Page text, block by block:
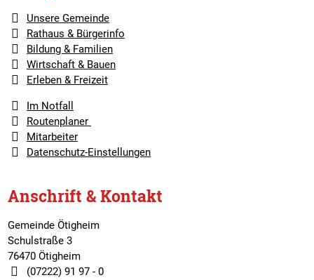
Unsere Gemeinde
Rathaus & Bürgerinfo
Bildung & Familien
Wirtschaft & Bauen
Erleben & Freizeit
Im Notfall
Routenplaner
Mitarbeiter
Datenschutz-Einstellungen
Anschrift & Kontakt
Gemeinde Ötigheim
Schulstraße 3
76470 Ötigheim
(07222) 91 97 - 0